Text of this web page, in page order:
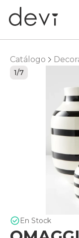
Catálogo
1/7
En Stock